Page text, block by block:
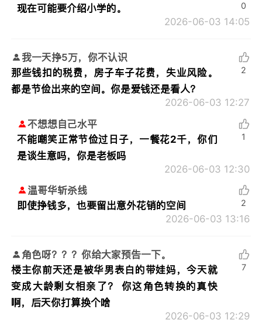
现在可能要介绍小学的。
2026-06-03 14:05
0
我一天挣5万，你不认识
那些钱扣的税费，房子车子花费，失业风险。
都是节俭出来的空间。你是爱钱还是看人？
2026-06-03 12:27
2
不想想自己水平
不能嘲笑正常节俭过日子，一餐花2千，你们
是谈生意吗，你是老板吗
2026-06-03 12:30
1
温哥华斩杀线
即使挣钱多，也要留出意外花销的空间
2026-06-03 13:16
2
角色呀？？？你给大家预告一下。
楼主你前天还是被华男表白的带娃妈，今天就
变成大龄剩女相亲了？ 你这角色转换的真快
啊，后天你打算换个啥
2026-06-03 12:29
7